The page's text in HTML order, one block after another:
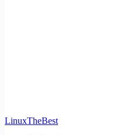
LinuxTheBest